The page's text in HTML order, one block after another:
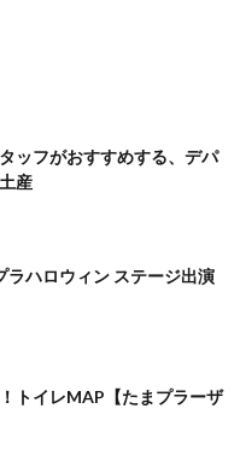
ッフがおすすめする、デパ
産
ラハロウィン ステージ出演
トイレMAP【たまプラーザ